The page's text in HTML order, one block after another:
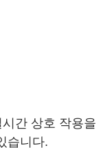
간 상호 작용을
습니다.